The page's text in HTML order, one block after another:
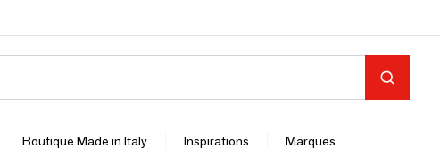
Boutique Made in Italy Inspirations Marques